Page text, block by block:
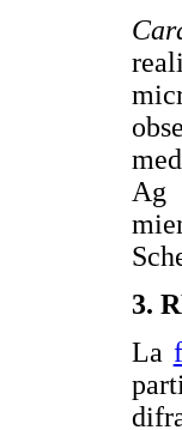
Ag
3.
La